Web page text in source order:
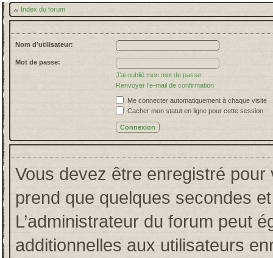
Index du forum
Nom d’utilisateur:
Mot de passe:
J’ai oublié mon mot de passe
Renvoyer l’e-mail de confirmation
Me connecter automatiquement à chaque visite
Cacher mon statut en ligne pour cette session
Vous devez être enregistré pour
prend que quelques secondes
L’administrateur du forum peut
additionnelles aux utilisateurs